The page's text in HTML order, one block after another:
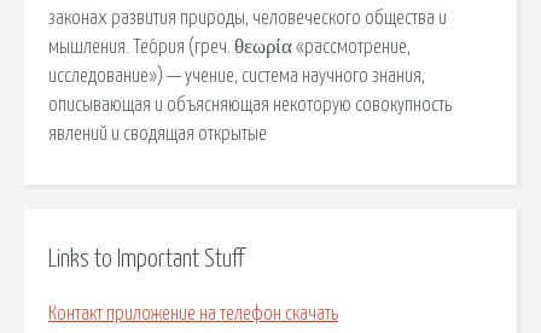
законах развития природы, человеческого общества и
мышления. Тео́рия (греч. θεωρία «рассмотрение,
исследование») — учение, система научного знания,
описывающая и объясняющая некоторую совокупность
явлений и сводящая открытые
Links to Important Stuff
Контакт приложение на телефон скачать